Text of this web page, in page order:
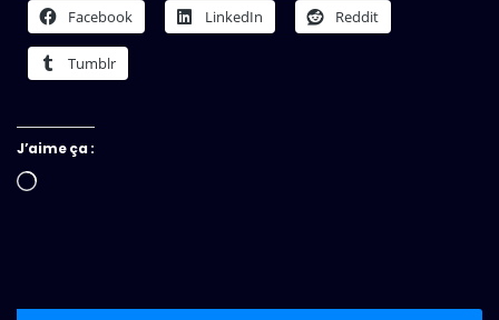
Facebook LinkedIn Reddit
Tumblr
J’aime ça :
Chargement…